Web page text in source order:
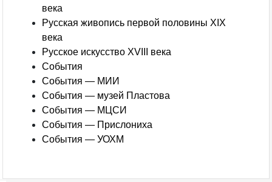
века
Русская живопись первой половины XIX
века
Русское искусство XVIII века
События
События — МИИ
События — музей Пластова
События — МЦСИ
События — Прислониха
События — УОХМ